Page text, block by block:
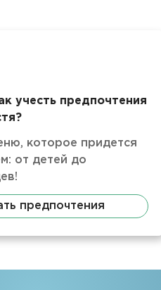
учесть предпочтения
которое придется
от детей до
предпочтения